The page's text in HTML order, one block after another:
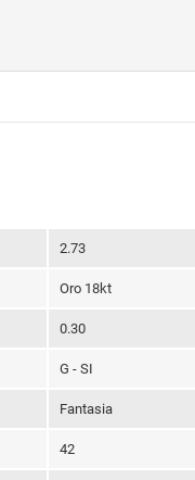
2.73
Oro 18kt
0.30
G - SI
Fantasia
42